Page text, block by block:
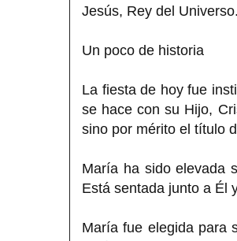
Jesús, Rey del Universo.
Un poco de historia
La fiesta de hoy fue
se hace con su Hijo,
sino por mérito el título
María ha sido elevada
Está sentada junto a Él
María fue elegida para